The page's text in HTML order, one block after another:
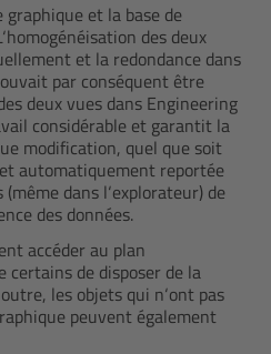
graphique et la base de
des deux
et la redondance dans
par conséquent être
deux vues dans Engineering
considérable et garantit la
modification, quel que soit
automatiquement reportée
dans l‘explorateur) de
des données.
accéder au plan
de disposer de la
les objets qui n‘ont pas
peuvent également